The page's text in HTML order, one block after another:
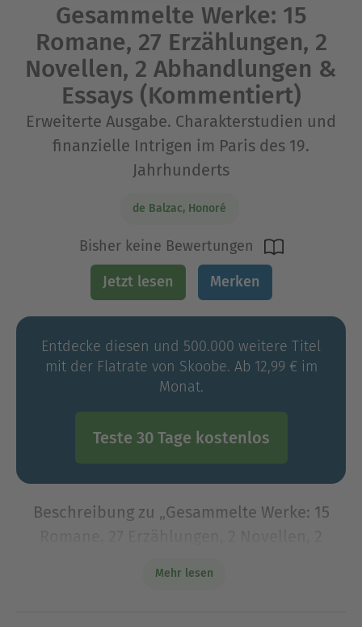
Gesammelte Werke: 15
Romane, 27 Erzählungen, 2
Novellen, 2 Abhandlungen &
Essays (Kommentiert)
Erweiterte Ausgabe. Charakterstudien und
finanzielle Intrigen im Paris des 19.
Jahrhunderts
de Balzac, Honoré
Bisher keine Bewertungen
Jetzt lesen Merken
Entdecke diesen und 500.000 weitere Titel
mit der Flatrate von Skoobe. Ab 12,99 € im
Monat.
Teste 30 Tage kostenlos
Beschreibung zu „Gesammelte Werke: 15
Mehr lesen